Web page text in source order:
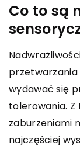
Co to są
przetwarzania
wydawać się
tolerowania. Z
zaburzeniami
najczęściej